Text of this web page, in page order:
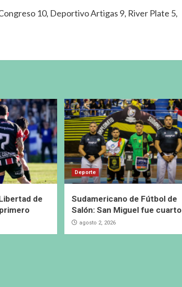
10, Deportivo Artigas 9, River Plate 5,
de
Deporte
Sudamericano de Fútbol de
Salón: San Miguel fue cuarto
agosto 2, 2026